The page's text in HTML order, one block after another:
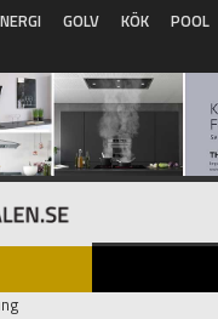
GOLV KÖK POOL